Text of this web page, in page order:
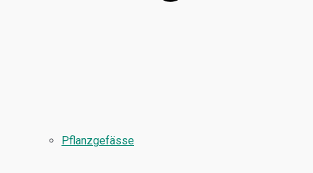
Pflanzgefässe